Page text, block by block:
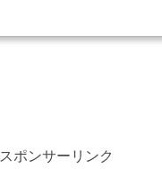
スポンサーリンク